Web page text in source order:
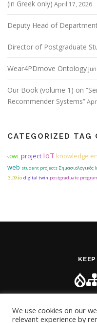
(in Greek only) April 17, 2026
Deputy Head of
Director of Postgraduate
Wear4PDmove Ontology
Our Book (volume 1) on
Recommender Systems”
CATEGORIZED TAG
vOWL project IoT knowledge
web student projects Σημασιολογικός
βιβλίο digital twin postgraduate
We use cookies on our
relevant experience by